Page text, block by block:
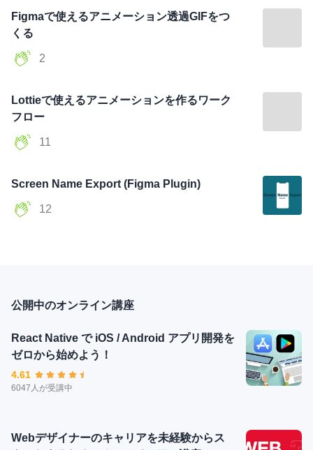
Figmaで使えるアニメーション透過GIFをつ
くる
2
Lottieで使えるアニメーションを作るワーク
フロー
11
Screen Name Export (Figma Plugin)
12
公開中のオンライン講座
React Native で iOS / Android アプリ開発を
ゼロから始めよう！
4.61
6047人が受講中
Webデザイナーのキャリアを未経験からス